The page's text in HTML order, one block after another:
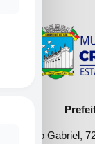
R. São Gabriel,